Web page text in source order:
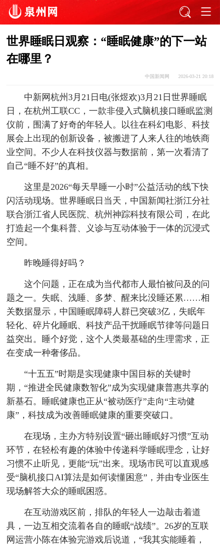
世界睡眠日观察：“睡眠健康”的下一站
在哪里？
中国新闻网 2026-03-21 20:18
中新网杭州3月21日电(张煜欢)3月21日世界睡眠
日，在杭州工联CC，一款非侵入式脑机接口睡眠监测
仪前，围满了好奇的年轻人。以往在科幻电影、科技
展会上出现的创新设备，被搬进了人来人往的地铁商
业空间。不少人在科技仪器与数据前，第一次看清了
自己“睡不好”的真相。
这里是2026“每天早睡一小时”公益活动的线下快
闪活动现场。世界睡眠日当天，中国新闻社浙江分社
联合浙江省人民医院、杭州神踪科技有限公司，在此
打造起一个集科普、义诊与互动体验于一体的沉浸式
空间。
昨晚睡得好吗？
这个问题，正在成为当代都市人最怕被问及的问
题之一。失眠、浅睡、多梦、醒来比没睡还累……相
关数据显示，中国睡眠障碍人群已突破3亿，失眠年
轻化、碎片化睡眠、科技产品干扰睡眠节律等问题日
益突出。睡个好觉，这个人类最基础的生理需求，正
在变成一种奢侈品。
“十五五”时期是实现健康中国目标的关键时
期，“推进全民健康数智化”成为实现健康普惠共享的
新基石。睡眠健康也正从“被动医疗”走向“主动健
康”，科技成为改善睡眠健康的重要突破口。
在现场，主办方特别设置“砸出睡眠好习惯”互动
环节，在轻松有趣的体验中传递科学睡眠理念，让好
习惯不止听见，更能“玩”出来。现场市民可以直观感
受“脑机接口AI算法是如何读懂困意”，并由专业医生
现场解答大众的睡眠困惑。
在互动游戏区前，排队的年轻人一边敲击着道
具，一边互相交流着各自的睡眠“战绩”。26岁的互联
网运营小陈在体验完游戏后说道，“我其实能睡着，